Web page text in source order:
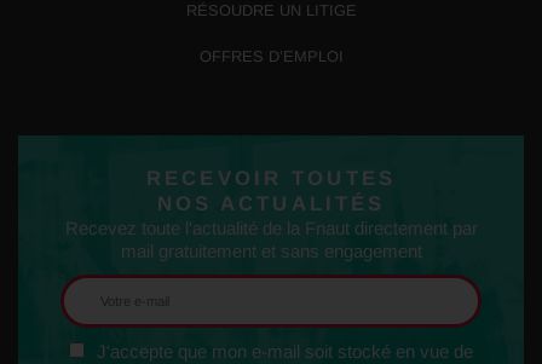
RÉSOUDRE UN LITIGE
OFFRES D’EMPLOI
RECEVOIR TOUTES
NOS ACTUALITÉS
Recevez toute l'actualité de la Fnaut directement par
mail gratuitement et sans engagement
J'accepte que mon e-mail soit stocké en vue de